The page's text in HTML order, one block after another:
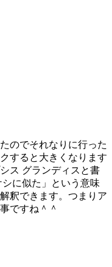
のでそれなりに行った
すると大きくなります
ス グランディスと書
に似た」という意味
釈できます。つまりア
ですね＾＾